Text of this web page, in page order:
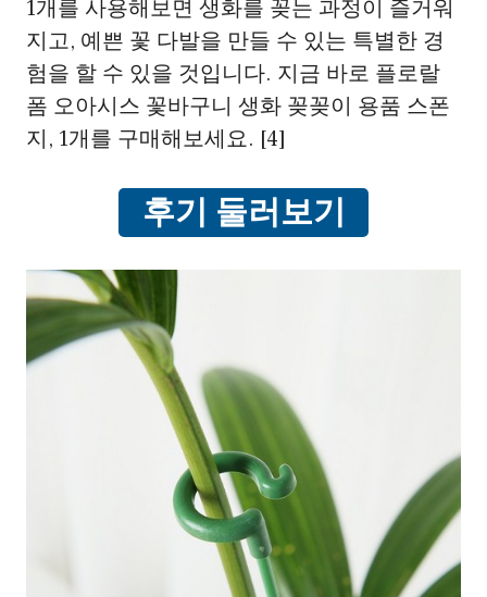
1개를 사용해보면 생화를 꽂는 과정이 즐거워
지고, 예쁜 꽃 다발을 만들 수 있는 특별한 경
험을 할 수 있을 것입니다. 지금 바로 플로랄
폼 오아시스 꽃바구니 생화 꽂꽂이 용품 스폰
지, 1개를 구매해보세요. [4]
후기 둘러보기